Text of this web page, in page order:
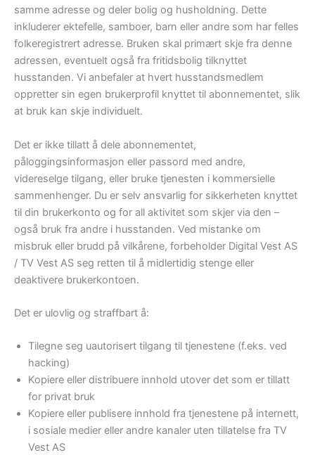
samme adresse og deler bolig og husholdning. Dette
inkluderer ektefelle, samboer, barn eller andre som har felles
folkeregistrert adresse. Bruken skal primært skje fra denne
adressen, eventuelt også fra fritidsbolig tilknyttet
husstanden. Vi anbefaler at hvert husstandsmedlem
oppretter sin egen brukerprofil knyttet til abonnementet, slik
at bruk kan skje individuelt.
Det er ikke tillatt å dele abonnementet,
påloggingsinformasjon eller passord med andre,
videreselge tilgang, eller bruke tjenesten i kommersielle
sammenhenger. Du er selv ansvarlig for sikkerheten knyttet
til din brukerkonto og for all aktivitet som skjer via den –
også bruk fra andre i husstanden. Ved mistanke om
misbruk eller brudd på vilkårene, forbeholder Digital Vest AS
/ TV Vest AS seg retten til å midlertidig stenge eller
deaktivere brukerkontoen.
Det er ulovlig og straffbart å:
Tilegne seg uautorisert tilgang til tjenestene (f.eks. ved
hacking)
Kopiere eller distribuere innhold utover det som er tillatt
for privat bruk
Kopiere eller publisere innhold fra tjenestene på internett,
i sosiale medier eller andre kanaler uten tillatelse fra TV
Vest AS